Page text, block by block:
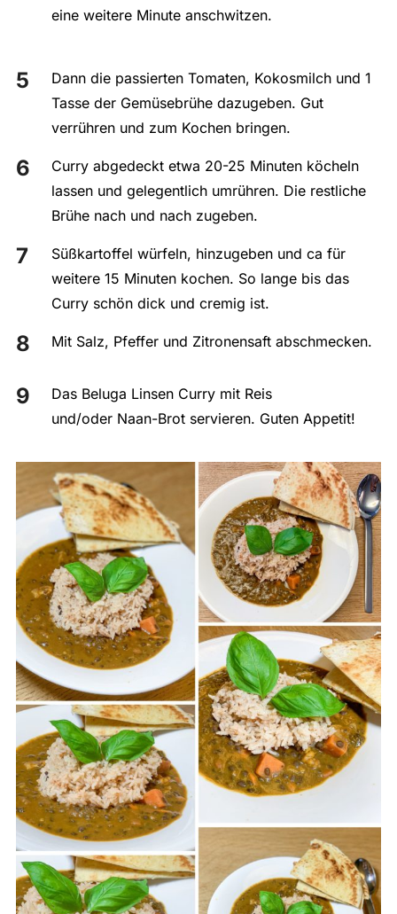
eine weitere Minute anschwitzen.
Dann die passierten Tomaten, Kokosmilch und 1
Tasse der Gemüsebrühe dazugeben. Gut
verrühren und zum Kochen bringen.
Curry abgedeckt etwa 20-25 Minuten köcheln
lassen und gelegentlich umrühren. Die restliche
Brühe nach und nach zugeben.
Süßkartoffel würfeln, hinzugeben und ca für
weitere 15 Minuten kochen. So lange bis das
Curry schön dick und cremig ist.
Mit Salz, Pfeffer und Zitronensaft abschmecken.
Das Beluga Linsen Curry mit Reis
und/oder Naan-Brot servieren. Guten Appetit!